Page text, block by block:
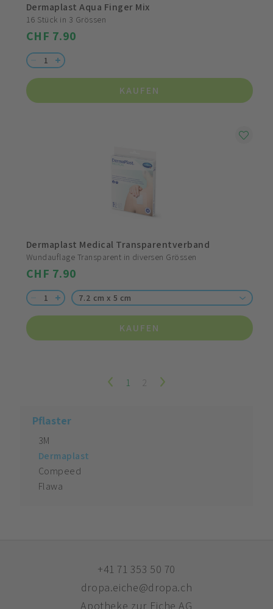
Dermaplast Aqua Finger Mix
16 Stück in 3 Grössen
CHF 7.90
KAUFEN
Dermaplast Medical Transparentverband
Wundauflage Transparent in diversen Grössen
CHF 7.90
7.2 cm x 5 cm
KAUFEN
1 2
Pflaster
3M
Dermaplast
Compeed
Flawa
+41 71 353 50 70
dropa.eiche@dropa.ch
Apotheke zur Eiche AG